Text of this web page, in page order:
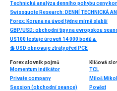
Swissquote Research: DENNÍ TECHNICKÁ
Forex: Koruna na úvod týdne mírně slabší
US100 testuje úroveň 14 000 bodů🔼
💲 USD obnovuje ztráty před PCE
Forex slovník pojmů
Momentum indikátor
Private company
Session (obchodní seance)
Klíčová
TCL
Miloš
Pověst